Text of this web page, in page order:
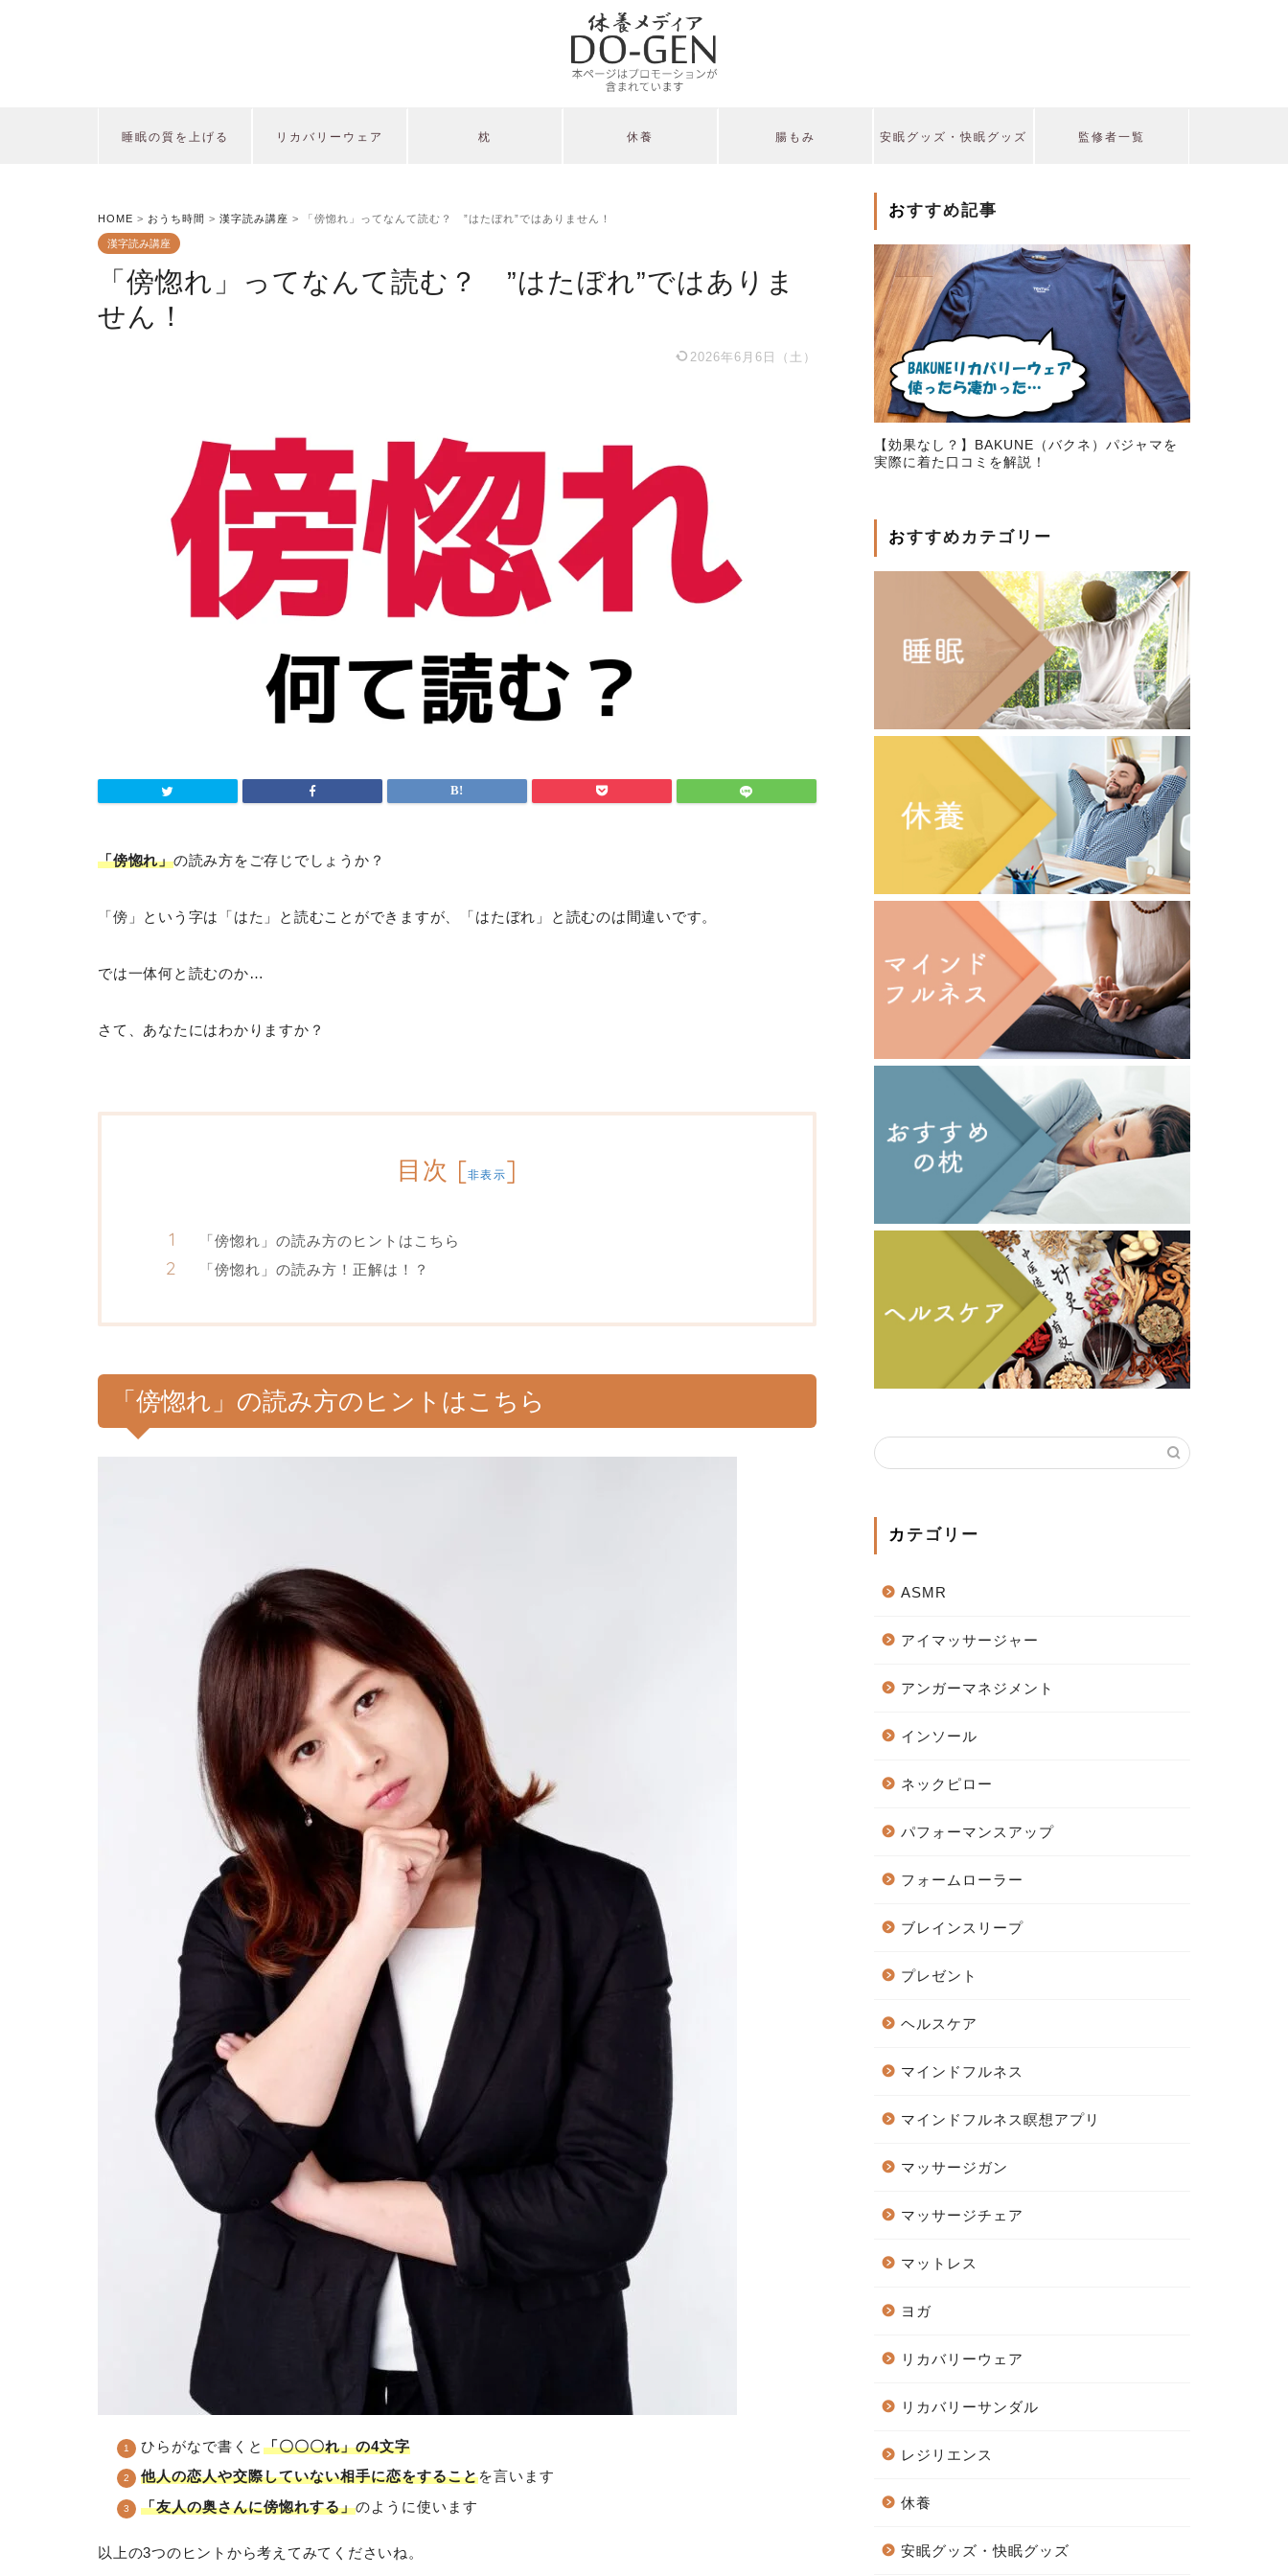
睡眠の質を上げる リカバリーウェア 枕 休養 腸もみ 安眠グッズ・快眠グッズ 監修者一覧
HOME > おうち時間 > 漢字読み講座 > 「傍惚れ」ってなんて読む？ ”はたぼれ”ではありません！
漢字読み講座
「傍惚れ」ってなんて読む？ ”はたぼれ”ではありま
せん！
2026年6月6日（土）
「傍惚れ」の読み方をご存じでしょうか？
「傍」という字は「はた」と読むことができますが、「はたぼれ」と読むのは間違いです。
では一体何と読むのか…
さて、あなたにはわかりますか？
目次 [非表示]
「傍惚れ」の読み方のヒントはこちら
「傍惚れ」の読み方！正解は！？
「傍惚れ」の読み方のヒントはこちら
ひらがなで書くと 「〇〇〇れ」の4文字
他人の恋人や交際していない相手に恋をすることを言います
「友人の奥さんに傍惚れする」のように使います
以上の3つのヒントから考えてみてくださいね。
おすすめ記事
【効果なし？】BAKUNE（バクネ）パジャマを
実際に着た口コミを解説！
おすすめカテゴリー
カテゴリー
ASMR
アイマッサージャー
アンガーマネジメント
インソール
ネックピロー
パフォーマンスアップ
フォームローラー
ブレインスリープ
プレゼント
ヘルスケア
マインドフルネス
マインドフルネス瞑想アプリ
マッサージガン
マッサージチェア
マットレス
ヨガ
リカバリーウェア
リカバリーサンダル
レジリエンス
休養
安眠グッズ・快眠グッズ